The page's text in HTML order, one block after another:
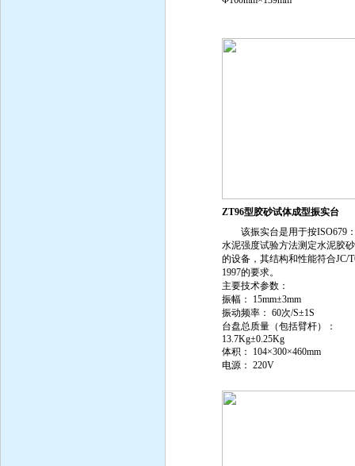
ZT96型胶砂试体成型振实台
该振实台是用于按ISO679：
水泥强度试验方法测定水泥胶
的设备，其结构和性能符合JC/
1997的要求。
主要技术参数：
振幅： 15mm±3mm
振动频率： 60次/S±1S
台盘总质量（包括臂杆）：
13.7Kg±0.25Kg
体积： 104×300×460mm
电源： 220V